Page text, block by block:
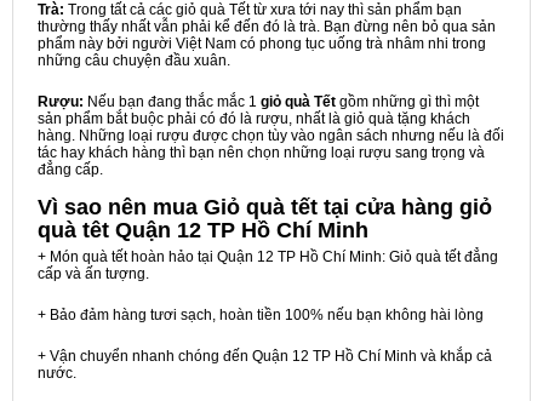
Trà: Trong tất cả các giỏ quà Tết từ xưa tới nay thì sản phẩm bạn
thường thấy nhất vẫn phải kể đến đó là trà. Bạn đừng nên bỏ qua sản
phẩm này bởi người Việt Nam có phong tục uống trà nhâm nhi trong
những câu chuyện đầu xuân.
Rượu: Nếu bạn đang thắc mắc 1 giỏ quà Tết gồm những gì thì một
sản phẩm bắt buộc phải có đó là rượu, nhất là giỏ quà tặng khách
hàng. Những loại rượu được chọn tùy vào ngân sách nhưng nếu là đối
tác hay khách hàng thì bạn nên chọn những loại rượu sang trọng và
đẳng cấp.
Vì sao nên mua Giỏ quà tết tại cửa hàng giỏ
quà têt Quận 12 TP Hồ Chí Minh
+ Món quà tết hoàn hảo tại Quận 12 TP Hồ Chí Minh: Giỏ quà tết đẳng
cấp và ấn tượng.
+ Bảo đảm hàng tươi sạch, hoàn tiền 100% nếu bạn không hài lòng
+ Vận chuyển nhanh chóng đến Quận 12 TP Hồ Chí Minh và khắp cả
nước.